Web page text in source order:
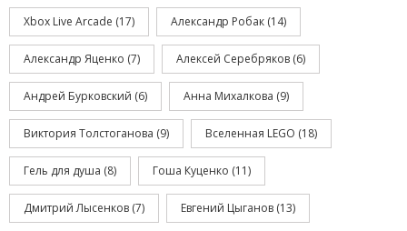
Xbox Live Arcade (17) Александр Робак (14)
Александр Яценко (7) Алексей Серебряков (6)
Андрей Бурковский (6) Анна Михалкова (9)
Виктория Толстоганова (9) Вселенная LEGO (18)
Гель для душа (8) Гоша Куценко (11)
Дмитрий Лысенков (7) Евгений Цыганов (13)